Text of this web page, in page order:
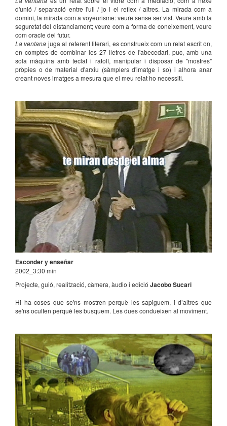
d'unió / separació entre l'ull / jo i el reflex / altres. La mirada com a
domini, la mirada com a voyeurisme: veure sense ser vist. Veure amb la
seguretat del distanciament; veure com a forma de coneixement, veure
com oracle del futur.
La ventana juga al referent literari, es construeix com un relat escrit on,
en comptes de combinar les 27 lletres de l'abecedari, puc, amb una
sola màquina amb teclat i ratolí, manipular i disposar de "mostres"
pròpies o de material d'arxiu (sàmplers d'imatge i so) i alhora anar
creant noves imatges a mesura que el meu relat ho necessiti.
Esconder y enseñar
2002_3:30 min
Projecte, guió, realització, càmera, àudio i edició Jacobo Sucari
Hi ha coses que se'ns mostren perquè les sapiguem, i d’altres que
se'ns oculten perquè les busquem. Les dues condueixen al moviment.